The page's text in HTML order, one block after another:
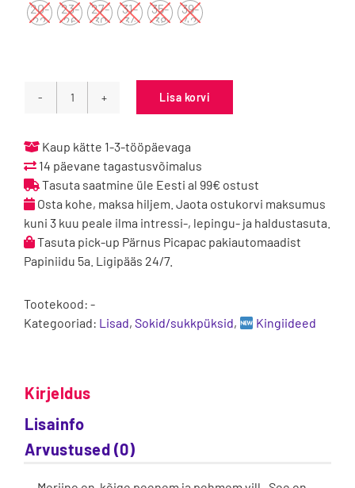
20-
22
23-
26
27-
30
31-
34
35-
38
39-
42
Vegateksa
85%
meriinovillased
sokid
Lilac
kogus
Lisa korvi
Kaup kätte 1-3-tööpäevaga
14 päevane tagastusvõimalus
Tasuta saatmine üle Eesti al 99€ ostust
Osta kohe, maksa hiljem. Jaota ostukorvi maksumus
kuni 3 kuu peale ilma intressi-, lepingu- ja haldustasuta.
Tasuta pick-up Pärnus Picapac pakiautomaadist
Papiniidu 5a. Ligipääs 24/7.
Tootekood: -
Kategooriad: Lisad, Sokid/sukkpüksid, Kingiideed
Kirjeldus
Lisainfo
Arvustused (0)